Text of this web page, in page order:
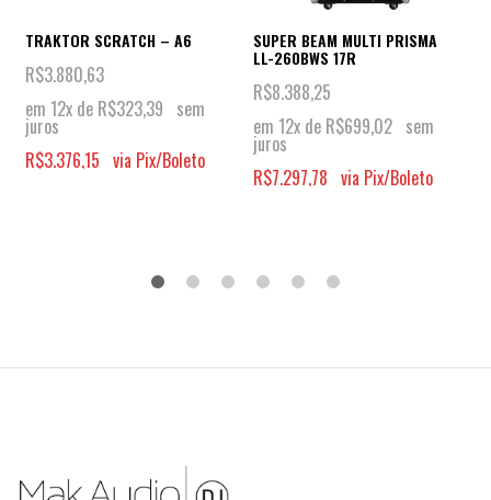
TRAKTOR SCRATCH – A6
R$3.880,63
em 12x de R$323,39 sem
juros
R$3.376,15 via Pix/Boleto
SUPER BEAM MULTI PRISMA
LL-260BWS 17R
R$8.388,25
em 12x de R$699,02 sem
juros
R$7.297,78 via Pix/Boleto